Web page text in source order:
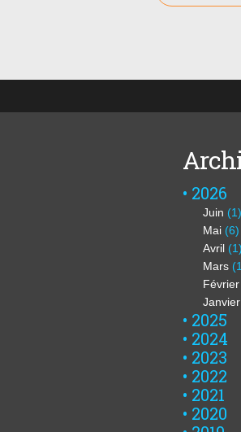
2026
Juin (1)
Mai (6)
Avril (1)
Mars
Février
Janvier
2025
2024
2023
2022
2021
2020